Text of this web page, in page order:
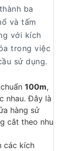
ba
và tấm
với kích
trong việc
sử dụng.
100m,
nhau. Đây là
hàng sử
cắt theo nhu
các kích